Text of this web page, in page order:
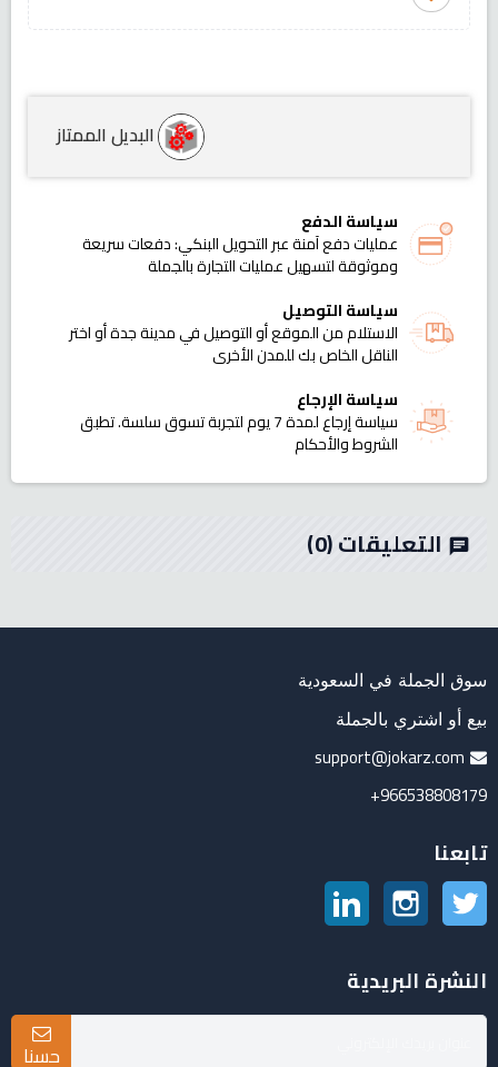
البديل الممتاز
سياسة الدفع
عمليات دفع آمنة عبر التحويل البنكي: دفعات سريعة
وموثوقة لتسهيل عمليات التجارة بالجملة
سياسة التوصيل
الاستلام من الموقع أو التوصيل في مدينة جدة أو اختر
الناقل الخاص بك للمدن الأخرى
سياسة الإرجاع
سياسة إرجاع لمدة 7 يوم لتجربة تسوق سلسة. تطبق
الشروط والأحكام
chat التعليقات(0)
سوق الجملة في السعودية
بيع أو اشتري بالجملة
support@jokarz.com
966538808179+
تابعنا
تويتر انستغرام
النشرة البريدية
حسنا